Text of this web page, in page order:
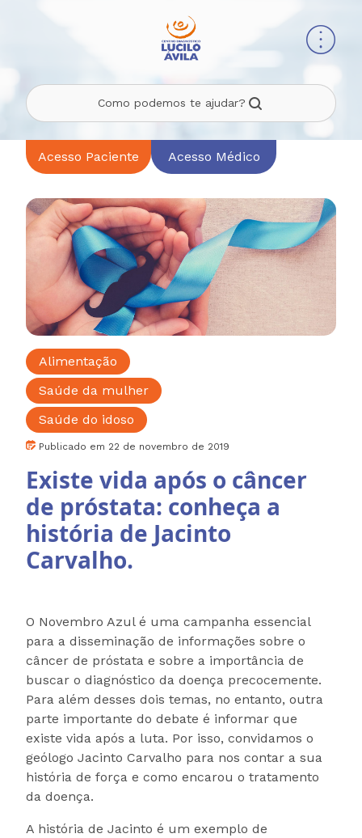
Como podemos te ajudar?
Acesso Paciente Acesso Médico
Alimentação
Saúde da mulher
Saúde do idoso
Publicado em 22 de novembro de 2019
Existe vida após o câncer
de próstata: conheça a
história de Jacinto
Carvalho.
O Novembro Azul é uma campanha essencial
para a disseminação de informações sobre o
câncer de próstata e sobre a importância de
buscar o diagnóstico da doença precocemente.
Para além desses dois temas, no entanto, outra
parte importante do debate é informar que
existe vida após a luta. Por isso, convidamos o
geólogo Jacinto Carvalho para nos contar a sua
história de força e como encarou o tratamento
da doença.
A história de Jacinto é um exemplo de